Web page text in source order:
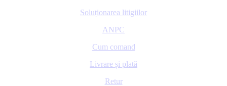
Soluționarea litigiilor
ANPC
Cum comand
Livrare și plată
Retur